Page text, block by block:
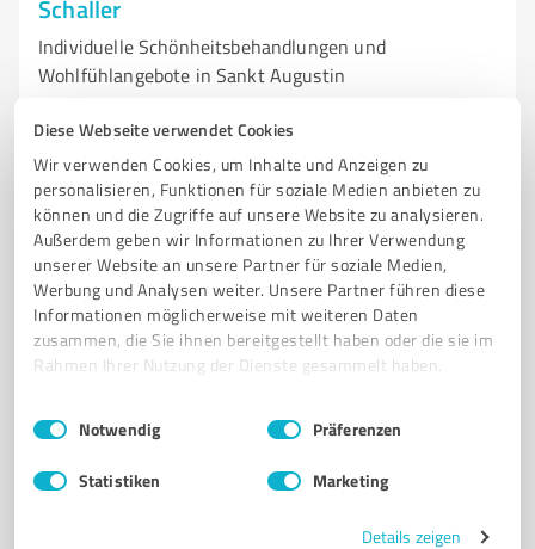
Diese Webseite verwendet Cookies
Wir verwenden Cookies, um Inhalte und Anzeigen zu
personalisieren, Funktionen für soziale Medien anbieten zu
können und die Zugriffe auf unsere Website zu analysieren.
Außerdem geben wir Informationen zu Ihrer Verwendung
unserer Website an unsere Partner für soziale Medien,
Werbung und Analysen weiter. Unsere Partner führen diese
Informationen möglicherweise mit weiteren Daten
zusammen, die Sie ihnen bereitgestellt haben oder die sie im
Rahmen Ihrer Nutzung der Dienste gesammelt haben.
Impressum Datenschutzbestimmungen
Einwilligungsauswahl
Notwendig Präferenzen
Statistiken Marketing
Details zeigen
Schaller
Individuelle Schönheitsbehandlungen und
Wohlfühlangebote in Sankt Augustin
SANKT AUGUSTIN HOCHWERTIGE PRODUKTE PERSÖNLICHE BETREUUNG
BEAUTY-BEHANDLUNGEN KUNDENZUFRIEDENHEIT
KÖRPER GEIST SEELE
Großenbuschstraße 109, 53757 Sankt Augustin
info@beauty-face-feet.de beauty-face-feet.de/
77Bewertungen (1 Quelle)